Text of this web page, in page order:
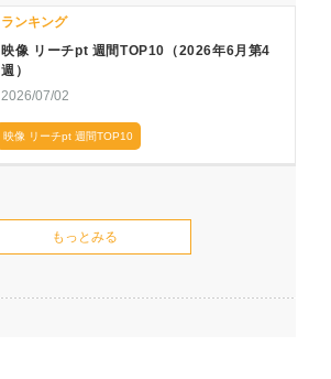
ランキング
映像 リーチpt 週間TOP10（2026年6月第4
週）
2026/07/02
映像 リーチpt 週間TOP10
もっとみる